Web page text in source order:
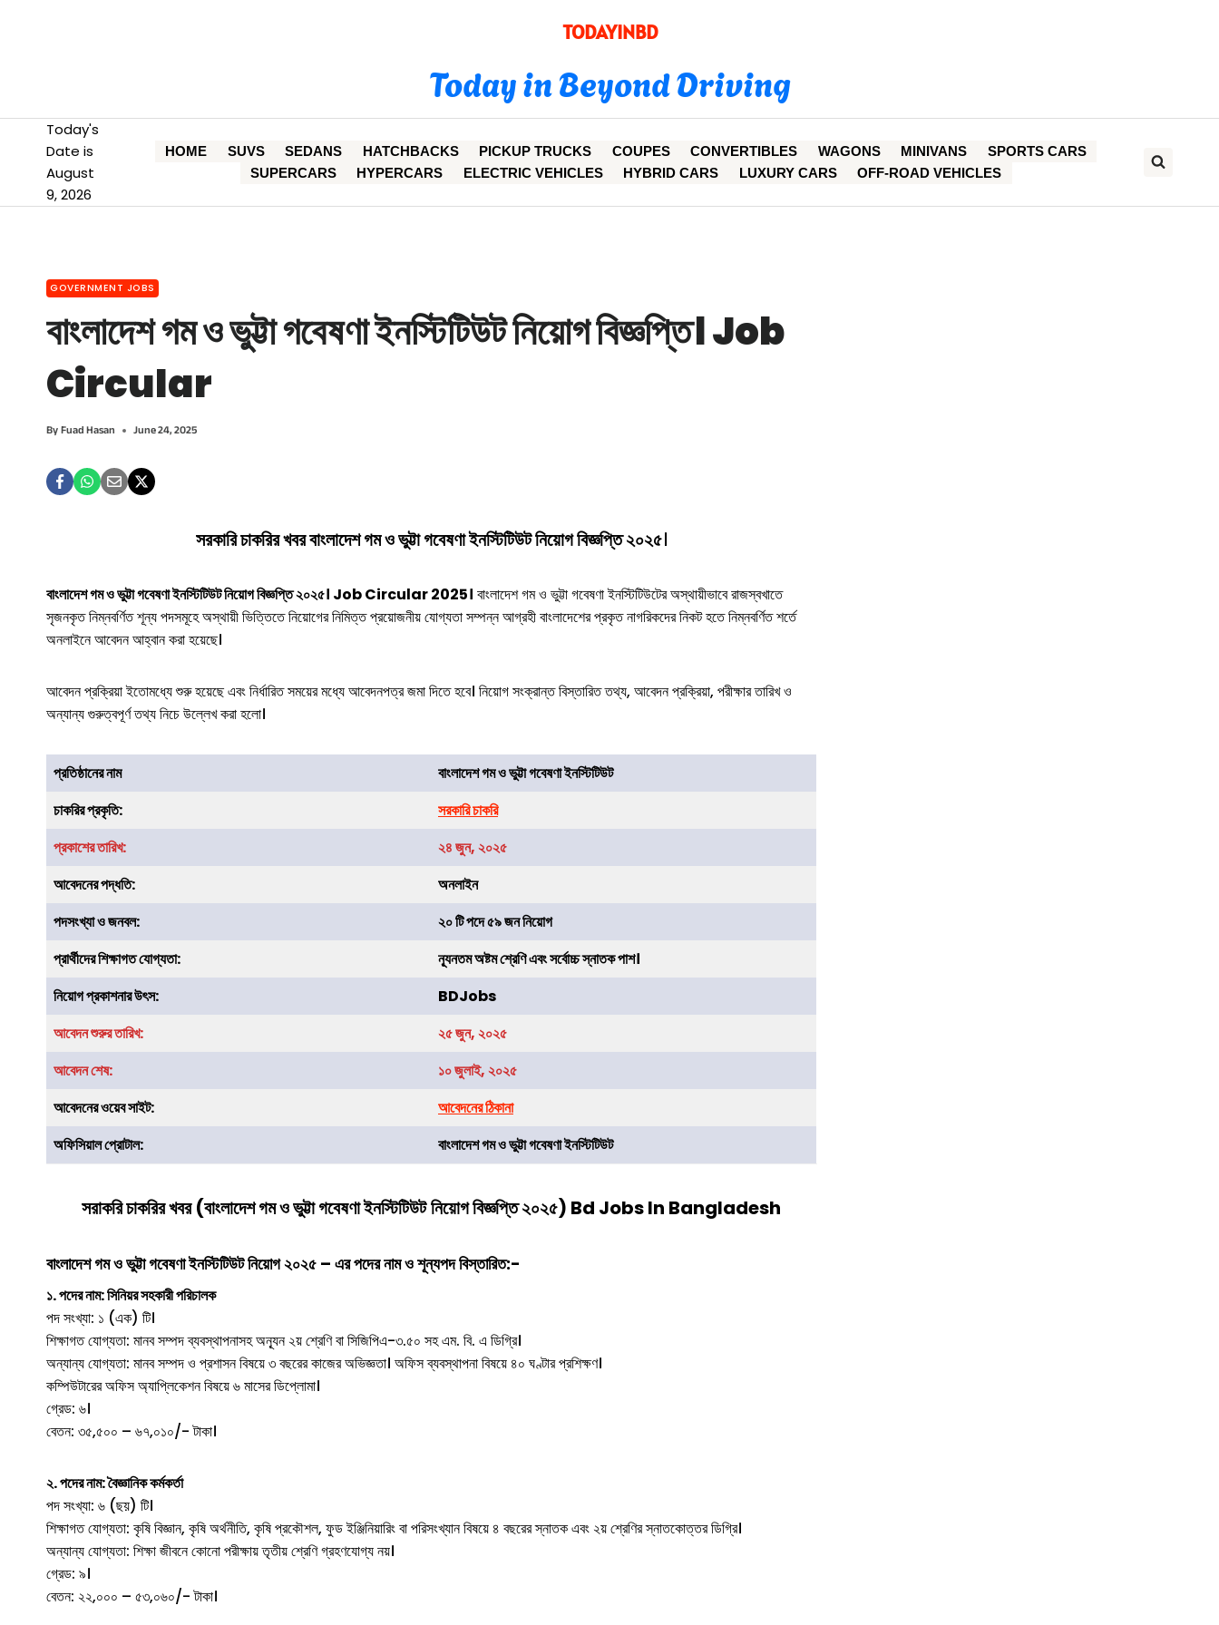
TODAYINBD
Today in Beyond Driving
Today's
Date is
August
9, 2026
HOME SUVS SEDANS HATCHBACKS PICKUP TRUCKS COUPES CONVERTIBLES WAGONS MINIVANS
SPORTS CARS
SUPERCARS
HYPERCARS ELECTRIC VEHICLES HYBRID CARS LUXURY CARS OFF-ROAD VEHICLES
GOVERNMENT JOBS
বাংলাদেশ গম ও ভুট্টা গবেষণা ইনস্টিটিউট নিয়োগ বিজ্ঞপ্তি। Job
Circular
ByFuad Hasan June 24, 2025
সরকারি চাকরির খবরবাংলাদেশ গম ও ভুট্টা গবেষণা ইনস্টিটিউটনিয়োগ বিজ্ঞপ্তি ২০২৫।
বাংলাদেশ গম ও ভুট্টা গবেষণা ইনস্টিটিউট নিয়োগ বিজ্ঞপ্তি ২০২৫। Job Circular 2025। বাংলাদেশ গম ও ভুট্টা গবেষণা ইনস্টিটিউটের অস্থায়ীভাবে রাজস্বখাতে
সৃজনকৃত নিম্নবর্ণিত শূন্য পদসমূহে অস্থায়ী ভিত্তিতে নিয়োগের নিমিত্ত প্রয়োজনীয় যোগ্যতা সম্পন্ন আগ্রহী বাংলাদেশের প্রকৃত নাগরিকদের নিকট হতে নিম্নবর্ণিত শর্তে
অনলাইনে আবেদন আহ্বান করা হয়েছে।
আবেদন প্রক্রিয়া ইতোমধ্যে শুরু হয়েছে এবং নির্ধারিত সময়ের মধ্যে আবেদনপত্র জমা দিতে হবে। নিয়োগ সংক্রান্ত বিস্তারিত তথ্য, আবেদন প্রক্রিয়া, পরীক্ষার তারিখ ও
অন্যান্য গুরুত্বপূর্ণ তথ্য নিচে উল্লেখ করা হলো।
প্রতিষ্ঠানের নাম
বাংলাদেশ গম ও ভুট্টা গবেষণা ইনস্টিটিউট
চাকরিরপ্রকৃতি:
সরকারি চাকরি
প্রকাশের তারিখ:
২৪ জুন, ২০২৫
আবেদনের পদ্ধতি:
অনলাইন
পদসংখ্যা ও জনবল:
২০ টি পদে ৫৯ জন নিয়োগ
প্রার্থীদের শিক্ষাগত যোগ্যতা:
ন্যূনতম অষ্টম শ্রেণি এবং সর্বোচ্চ স্নাতক পাশ।
নিয়োগ প্রকাশনার উৎস:
BDJobs
আবেদন শুরুর তারিখ:
২৫ জুন, ২০২৫
আবেদন শেষ:
১০ জুলাই, ২০২৫
আবেদনের ওয়েব সাইট:
আবেদনের ঠিকানা
অফিসিয়াল প্রোটাল:
বাংলাদেশ গম ও ভুট্টা গবেষণা ইনস্টিটিউট
সরাকরি চাকরির খবর (বাংলাদেশ গম ও ভুট্টা গবেষণা ইনস্টিটিউটনিয়োগ বিজ্ঞপ্তি ২০২৫) Bd Jobs In Bangladesh
বাংলাদেশ গম ও ভুট্টা গবেষণা ইনস্টিটিউটনিয়োগ ২০২৫ – এর পদের নাম ও শূন্যপদ বিস্তারিত:-
১. পদের নাম: সিনিয়র সহকারী পরিচালক
পদ সংখ্যা: ১ (এক) টি।
শিক্ষাগত যোগ্যতা: মানব সম্পদ ব্যবস্থাপনাসহ অন্যূন ২য় শ্রেণি বা সিজিপিএ-৩.৫০ সহ এম. বি. এ ডিগ্রি।
অন্যান্য যোগ্যতা: মানব সম্পদ ও প্রশাসন বিষয়ে ৩ বছরের কাজের অভিজ্ঞতা। অফিস ব্যবস্থাপনা বিষয়ে ৪০ ঘণ্টার প্রশিক্ষণ।
কম্পিউটারের অফিস অ্যাপ্লিকেশন বিষয়ে ৬ মাসের ডিপ্লোমা।
গ্রেড: ৬।
বেতন: ৩৫,৫০০ – ৬৭,০১০/- টাকা।
২. পদের নাম: বৈজ্ঞানিক কর্মকর্তা
পদ সংখ্যা: ৬ (ছয়) টি।
শিক্ষাগত যোগ্যতা: কৃষি বিজ্ঞান, কৃষি অর্থনীতি, কৃষি প্রকৌশল, ফুড ইঞ্জিনিয়ারিং বা পরিসংখ্যান বিষয়ে ৪ বছরের স্নাতক এবং ২য় শ্রেণির স্নাতকোত্তর ডিগ্রি।
অন্যান্য যোগ্যতা: শিক্ষা জীবনে কোনো পরীক্ষায় তৃতীয় শ্রেণি গ্রহণযোগ্য নয়।
গ্রেড: ৯।
বেতন: ২২,০০০ – ৫৩,০৬০/- টাকা।